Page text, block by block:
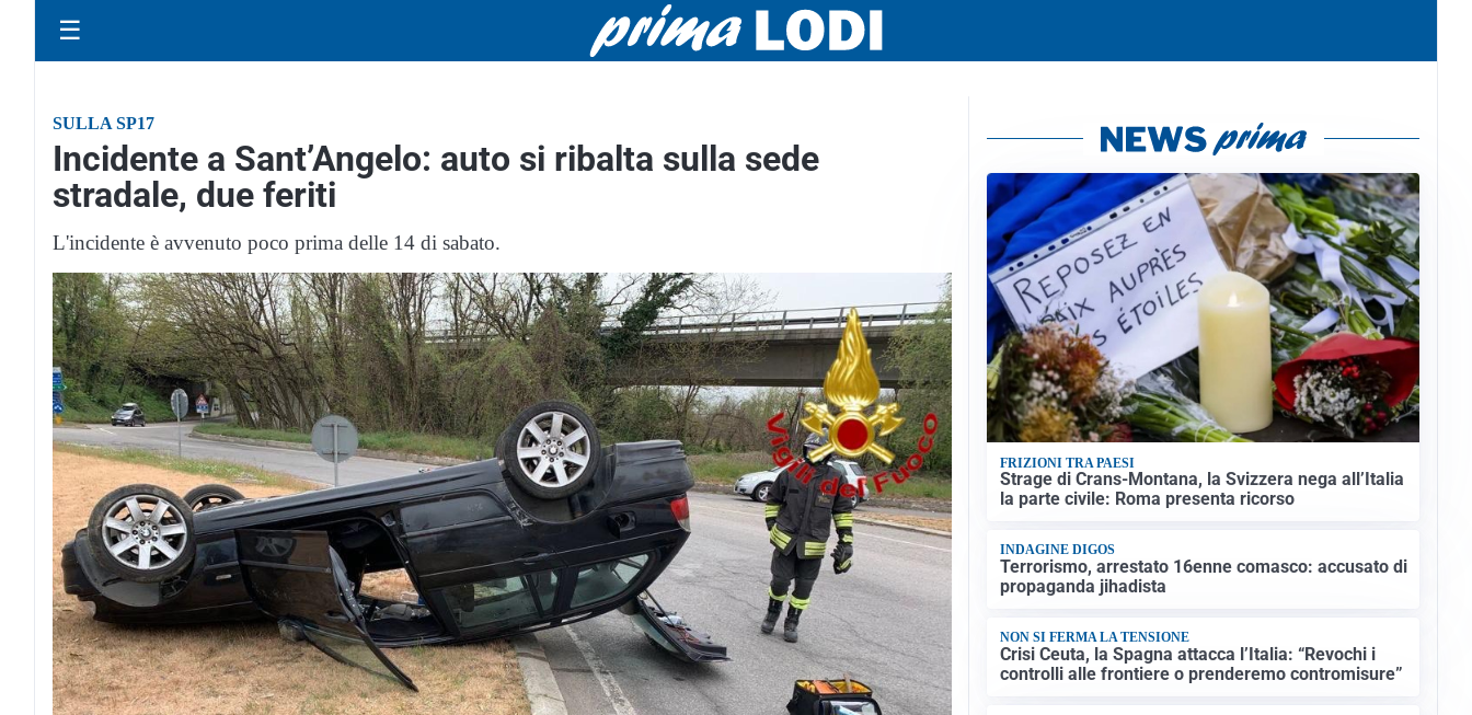
☰
SULLA SP17
Incidente a Sant’Angelo: auto si ribalta sulla sede
stradale, due feriti
L'incidente è avvenuto poco prima delle 14 di sabato.
FRIZIONI TRA PAESI
Strage di Crans-Montana, la Svizzera nega all’Italia
la parte civile: Roma presenta ricorso
INDAGINE DIGOS
Terrorismo, arrestato 16enne comasco: accusato di
propaganda jihadista
NON SI FERMA LA TENSIONE
Crisi Ceuta, la Spagna attacca l’Italia: “Revochi i
controlli alle frontiere o prenderemo contromisure”